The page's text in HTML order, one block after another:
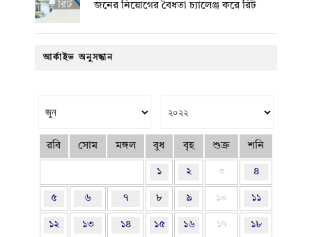
জনের নিয়োগের বৈধতা চ্যালেঞ্জ করে রিট
আর্কাইভ অনুসন্ধান
রবি সোম মঙ্গল বুধ বৃহ শুক্র শনি
১ ২ ৩ ৪
৫ ৬ ৭ ৮ ৯ ১০ ১১
১২ ১৩ ১৪ ১৫ ১৬ ১৭ ১৮